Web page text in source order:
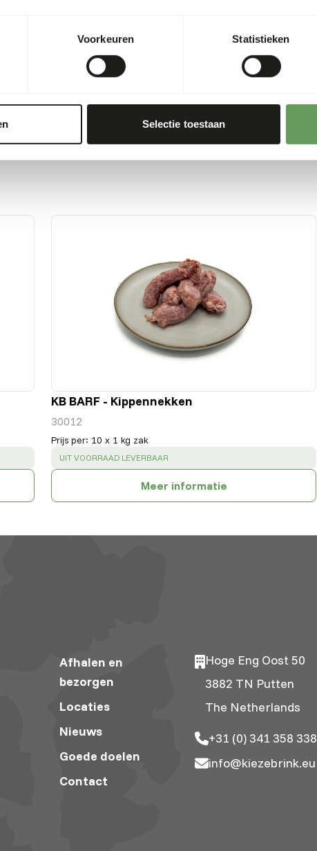
Voorkeuren Statistieken
Selectie toestaan
KB BARF - Kippennekken
30012
Prijs per: 10 x 1 kg zak
SUCCESS:
UIT VOORRAAD LEVERBAAR
Meer informatie
Afhalen en
bezorgen
Locaties
Nieuws
Goede doelen
Contact
Hoge Eng Oost 50
3882 TN Putten
The Netherlands
+31 (0) 341 358 338
info@kiezebrink.eu